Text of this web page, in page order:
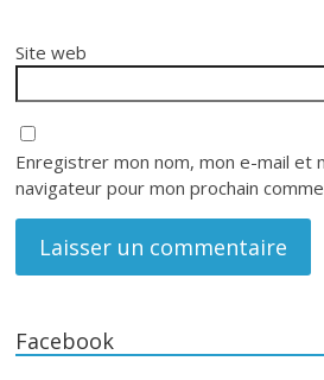
Site web
Enregistrer mon nom, mon e-mail et
navigateur pour mon prochain
Facebook